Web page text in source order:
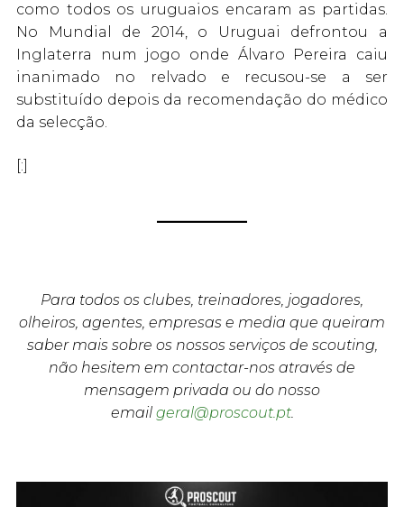
como todos os uruguaios encaram as partidas.
No Mundial de 2014, o Uruguai defrontou a
Inglaterra num jogo onde Álvaro Pereira caiu
inanimado no relvado e recusou-se a ser
substituído depois da recomendação do médico
da selecção.
[:]
Para todos os clubes, treinadores, jogadores,
olheiros, agentes, empresas e media que queiram
saber mais sobre os nossos serviços de scouting,
não hesitem em contactar-nos através de
mensagem privada ou do nosso
email geral@proscout.pt.